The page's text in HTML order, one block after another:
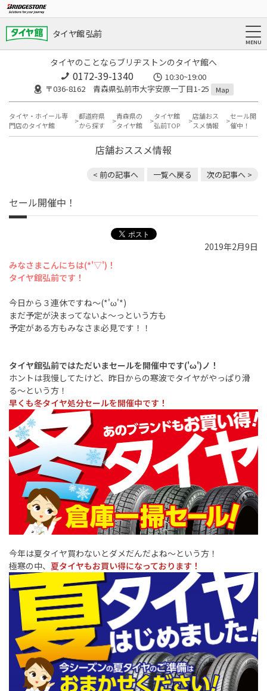
タイヤ館 弘前
タイヤのことならブリヂストンのタイヤ館へ
0172-39-1340
10:30~19:00
〒036-8162 青森県弘前市大字安原一丁目1-25
Map
タイヤ・ホイール専
門店のタイヤ館
都道府県
から探す
青森県の
タイヤ館
タイヤ館
弘前TOP
店舗おス
スメ情報
セール開
催中！
店舗おススメ情報
< 前の記事へ 一覧へ戻る 次の記事へ >
セール開催中！
2019年2月9日
みなさまこんにちは(*'▽')！
タイヤ館弘前です！
今日から３連休ですね～(*'ω'*)
まだ予定が決まってないよ～っという方も
予定がある方もみなさま必見です！！
タイヤ館弘前ではただいまセールを開催中です('ω')ノ！
ホントは我慢してたけど、昨日からの寒波でタイヤがやっぱり滑
る～という方！
早くも冬タイヤ処分セールを開催中です！
今年は夏タイヤ買わないとダメだんだよね～という方！
極寒の中、 夏タイヤもお買い得になっております！